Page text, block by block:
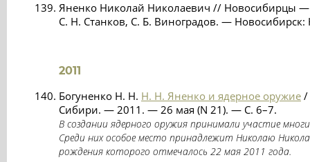
Яненко Николай Николаевич // Новосибирцы —
С. Н. Станков, С. Б. Виноградов. —
2011
Богуненко Н. Н. Н. Н. Яненко и ядерное оружие /
Сибири. — 2011. — 26 мая (N 21). — С. 6–7.
В создании ядерного оружия принимали участие
Среди них особое место принадлежит Николаю
рождения которого отмечалось 22 мая 2011 года.